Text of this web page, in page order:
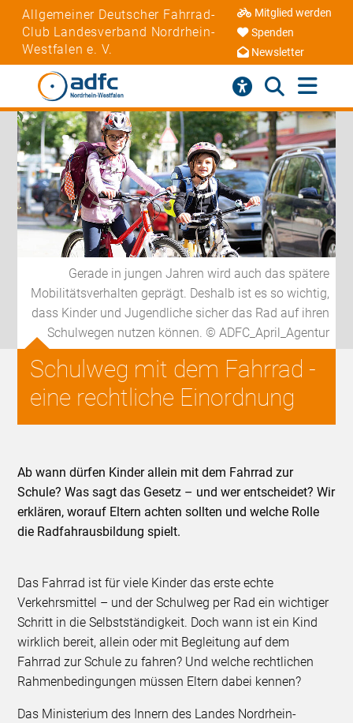
Allgemeiner Deutscher Fahrrad-
Club Landesverband Nordrhein-
Westfalen e. V.
Mitglied werden
Spenden
Newsletter
Gerade in jungen Jahren wird auch das spätere
Mobilitätsverhalten geprägt. Deshalb ist es so wichtig,
dass Kinder und Jugendliche sicher das Rad auf ihren
Schulwegen nutzen können. © ADFC_April_Agentur
Schulweg mit dem Fahrrad -
eine rechtliche Einordnung
Ab wann dürfen Kinder allein mit dem Fahrrad zur
Schule? Was sagt das Gesetz – und wer entscheidet? Wir
erklären, worauf Eltern achten sollten und welche Rolle
die Radfahrausbildung spielt.
Das Fahrrad ist für viele Kinder das erste echte
Verkehrsmittel – und der Schulweg per Rad ein wichtiger
Schritt in die Selbstständigkeit. Doch wann ist ein Kind
wirklich bereit, allein oder mit Begleitung auf dem
Fahrrad zur Schule zu fahren? Und welche rechtlichen
Rahmenbedingungen müssen Eltern dabei kennen?
Das Ministerium des Innern des Landes Nordrhein-